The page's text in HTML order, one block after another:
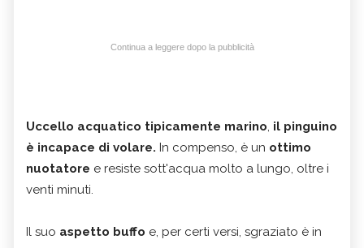
Continua a leggere dopo la pubblicità
Uccello acquatico tipicamente marino, il pinguino
è incapace di volare. In compenso, è un ottimo
nuotatore e resiste sott'acqua molto a lungo, oltre i
venti minuti.
Il suo aspetto buffo e, per certi versi, sgraziato è in